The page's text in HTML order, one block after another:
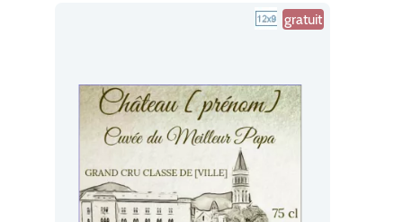
gratuit